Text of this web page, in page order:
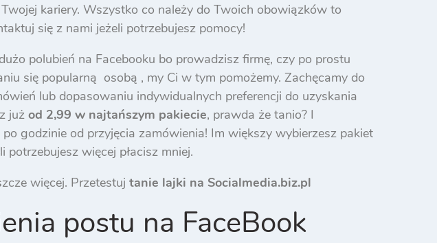
kariery. Wszystko co należy do Twoich obowiązków to
się z nami jeżeli potrzebujesz pomocy!
polubień na Facebooku bo prowadzisz firmę, czy po prostu
się popularną osobą , my Ci w tym pomożemy. Zachęcamy do
lub dopasowaniu indywidualnych preferencji do uzyskania
już od 2,99 w najtańszym pakiecie, prawda że tanio? I
godzinie od przyjęcia zamówienia! Im większy wybierzesz pakiet
więcej płacisz mniej.
więcej. Przetestuj tanie lajki na Socialmedia.biz.pl
postu na FaceBook